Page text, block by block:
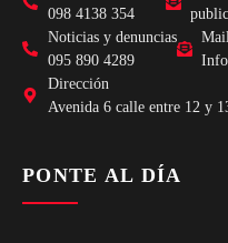
098 4138 354
Noticias y denuncias
095 890 4289
Mail
Dirección
Avenida 6 calle entre 12 y
PONTE AL DÍA